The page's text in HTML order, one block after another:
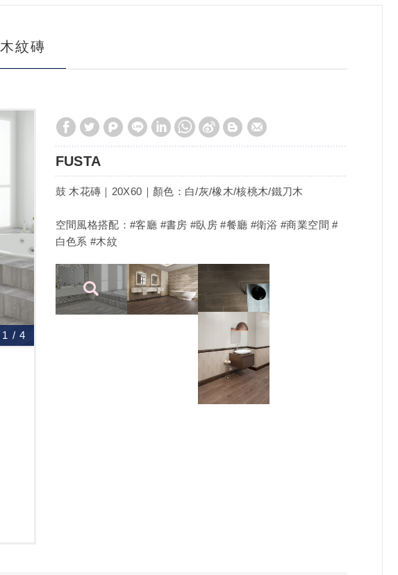
木紋磚
FUSTA
鼓 木花磚｜20X60｜顏色：白/灰/橡木/核桃木/鐵刀木
空間風格搭配：#客廳 #書房 #臥房 #餐廳 #衛浴 #商業空間 #
白色系 #木紋
1 /4